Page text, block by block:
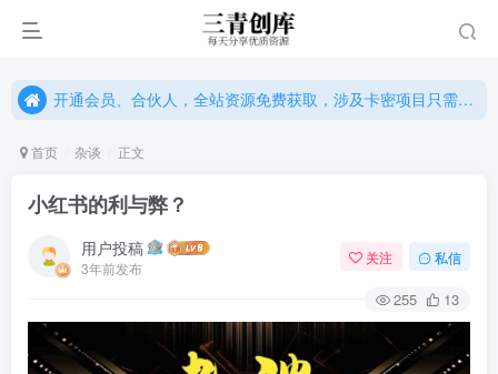
开通会员、合伙人，全站资源免费获取，涉及卡密项目只需单独购卡密（位置：网站右下悬浮按钮）
开通会员、合伙人，全站资源免费获取，涉及卡密项目只需单独购卡密（位置：网站右下悬浮按钮）
首页 杂谈 正文
小红书的利与弊？
用户投稿
3年前发布
关注 私信
255 13